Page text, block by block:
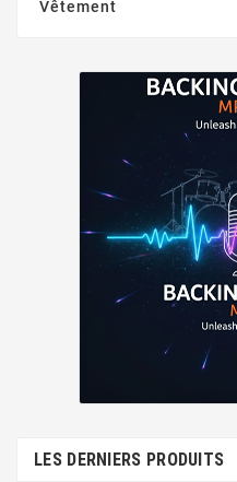
Vêtement
LES DERNIERS PRODUITS